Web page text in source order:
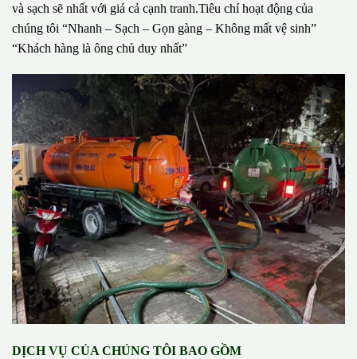
và sạch sẽ nhất với giá cả cạnh tranh.Tiêu chí hoạt động của
chúng tôi “Nhanh – Sạch – Gọn gàng – Không mất vệ sinh”
“Khách hàng là ông chủ duy nhất”
DỊCH VỤ CỦA CHÚNG TÔI BAO GỒM